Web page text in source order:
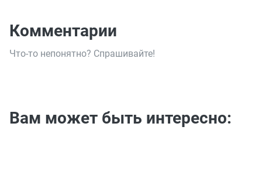
Комментарии
Что-то непонятно? Спрашивайте!
Вам может быть интересно: